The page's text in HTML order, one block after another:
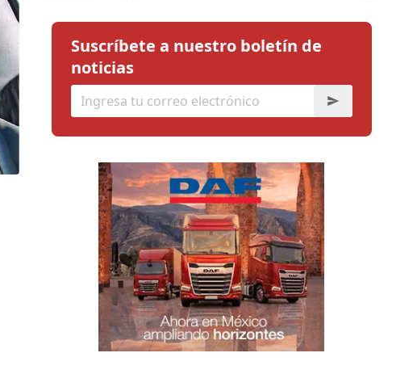
Suscríbete a nuestro boletín de
noticias